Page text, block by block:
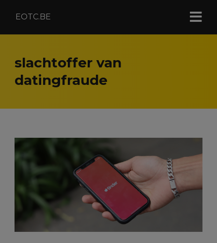
EOTC.BE
slachtoffer van
datingfraude